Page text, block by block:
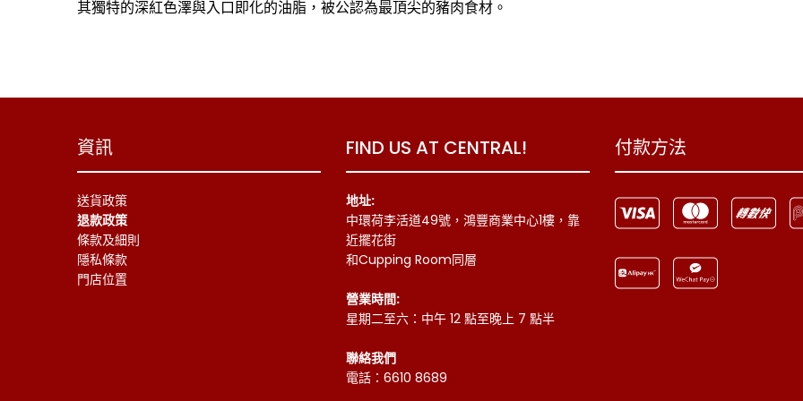
其獨特的深紅色澤與入口即化的油脂，被公認為最頂尖的豬肉食材。
資訊
送貨政策
退款政策
條款及細則
隱私條款
門店位置
FIND US AT CENTRAL!
地址:
中環荷李活道49號，鴻豐商業中心1樓，靠
近擺花街
和Cupping Room同層
營業時間:
星期二至六：中午 12 點至晚上 7 點半
聯絡我們
電話：6610 8689
付款方法